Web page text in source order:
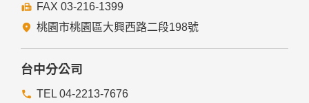
FAX 03-216-1399
桃園市桃園區大興西路二段198號
台中分公司
TEL 04-2213-7676